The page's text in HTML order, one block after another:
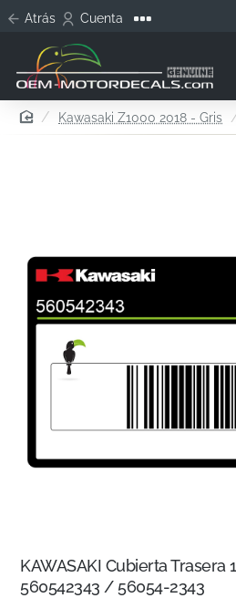
Atrás Cuenta
homeKawasaki Z1000 2018 - Gris
KAWASAKI Cubierta Trasera
560542343 / 56054-2343